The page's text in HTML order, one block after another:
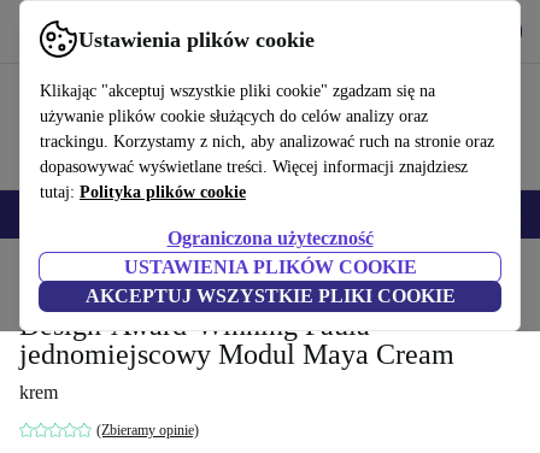
Ustawienia plików cookie
Klikając "akceptuj wszystkie pliki cookie" zgadzam się na
używanie plików cookie służących do celów analizy oraz
trackingu. Korzystamy z nich, aby analizować ruch na stronie oraz
dopasowywać wyświetlane treści. Więcej informacji znajdziesz
tutaj: Polityka plików cookie
Ograniczona użyteczność
USTAWIENIA PLIKÓW COOKIE
AKCEPTUJ WSZYSTKIE PLIKI COOKIE
Korzystaj z refurbed szybko i łatwo
Produkty Gospodarstwo domowe Meble
Design-Award-Winning Paula
jednomiejscowy Modul Maya Cream
krem
(Zbieramy opinie)